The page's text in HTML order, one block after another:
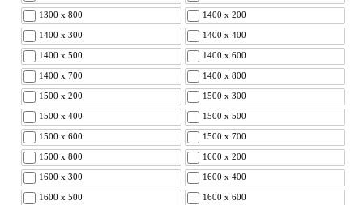
1300 x 800 1400 x 200
1400 x 300 1400 x 400
1400 x 500 1400 x 600
1400 x 700 1400 x 800
1500 x 200 1500 x 300
1500 x 400 1500 x 500
1500 x 600 1500 x 700
1500 x 800 1600 x 200
1600 x 300 1600 x 400
1600 x 500 1600 x 600